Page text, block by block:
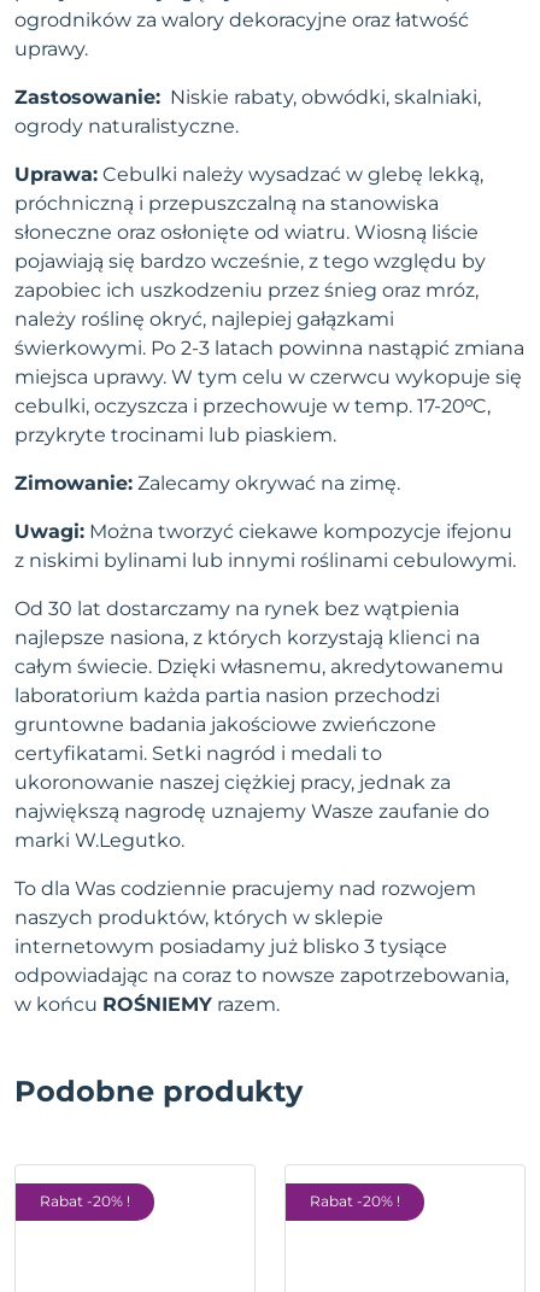
ogrodników za walory dekoracyjne oraz łatwość
uprawy.
Zastosowanie: Niskie rabaty, obwódki, skalniaki,
ogrody naturalistyczne.
Uprawa: Cebulki należy wysadzać w glebę lekką,
próchniczną i przepuszczalną na stanowiska
słoneczne oraz osłonięte od wiatru. Wiosną liście
pojawiają się bardzo wcześnie, z tego względu by
zapobiec ich uszkodzeniu przez śnieg oraz mróz,
należy roślinę okryć, najlepiej gałązkami
świerkowymi. Po 2-3 latach powinna nastąpić zmiana
miejsca uprawy. W tym celu w czerwcu wykopuje się
cebulki, oczyszcza i przechowuje w temp. 17-20ᵒC,
przykryte trocinami lub piaskiem.
Zimowanie: Zalecamy okrywać na zimę.
Uwagi: Można tworzyć ciekawe kompozycje ifejonu
z niskimi bylinami lub innymi roślinami cebulowymi.
Od 30 lat dostarczamy na rynek bez wątpienia
najlepsze nasiona, z których korzystają klienci na
całym świecie. Dzięki własnemu, akredytowanemu
laboratorium każda partia nasion przechodzi
gruntowne badania jakościowe zwieńczone
certyfikatami. Setki nagród i medali to
ukoronowanie naszej ciężkiej pracy, jednak za
największą nagrodę uznajemy Wasze zaufanie do
marki W.Legutko.
To dla Was codziennie pracujemy nad rozwojem
naszych produktów, których w sklepie
internetowym posiadamy już blisko 3 tysiące
odpowiadając na coraz to nowsze zapotrzebowania,
w końcu ROŚNIEMY razem.
Podobne produkty
Rabat -20% ! Rabat -20% !